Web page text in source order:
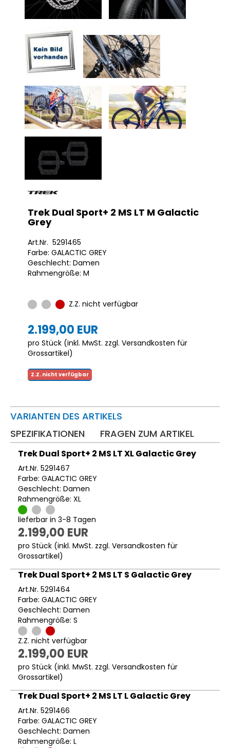
Trek Dual Sport+ 2 MS LT M Galactic
Grey
Art.Nr. 5291465
Farbe: GALACTIC GREY
Geschlecht: Damen
Rahmengröße: M
Z.Z. nicht verfügbar
2.199,00 EUR
pro Stück (inkl. MwSt. zzgl. Versandkosten für
Grossartikel)
Z.Z. nicht verfügbar
VARIANTEN DES ARTIKELS
SPEZIFIKATIONEN
FRAGEN ZUM ARTIKEL
Trek Dual Sport+ 2 MS LT XL Galactic Grey
Art.Nr. 5291467
Farbe: GALACTIC GREY
Geschlecht: Damen
Rahmengröße: XL
lieferbar in 3-8 Tagen
2.199,00 EUR
pro Stück (inkl. MwSt. zzgl. Versandkosten für
Grossartikel)
Trek Dual Sport+ 2 MS LT S Galactic Grey
Art.Nr. 5291464
Farbe: GALACTIC GREY
Geschlecht: Damen
Rahmengröße: S
Z.Z. nicht verfügbar
2.199,00 EUR
pro Stück (inkl. MwSt. zzgl. Versandkosten für
Grossartikel)
Trek Dual Sport+ 2 MS LT L Galactic Grey
Art.Nr. 5291466
Farbe: GALACTIC GREY
Geschlecht: Damen
Rahmengröße: L